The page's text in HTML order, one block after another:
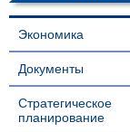
Экономика
Документы
Стратегическое
планирование